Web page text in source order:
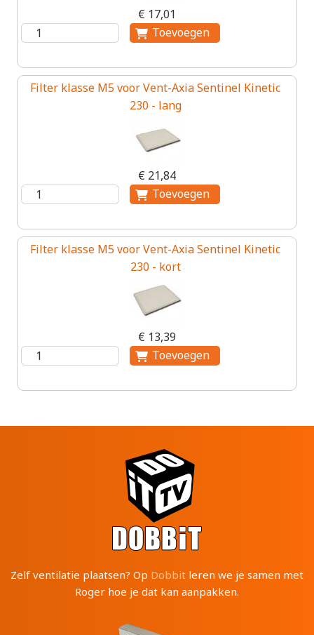
€ 17,01
Filter klasse M5 voor Vent-Axia Sentinel Kinetic
230 - lang
€ 21,84
Filter klasse M5 voor Vent-Axia Sentinel Kinetic
230 - kort
€ 13,39
Zelf ventilatie plaatsen? Op Dobbit leren we je samen met
Roger hoe je dat kan aanpakken.